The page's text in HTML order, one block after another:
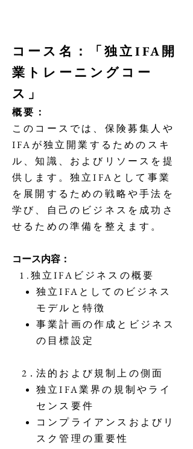
コース名：「独立IFA開
業トレーニングコー
ス」
概要：
このコースでは、保険募集人や
IFAが独立開業するためのスキ
ル、知識、およびリソースを提
供します。独立IFAとして事業
を展開するための戦略や手法を
学び、自己のビジネスを成功さ
せるための準備を整えます。
コース内容：
1.独立IFAビジネスの概要
独立IFAとしてのビジネス
モデルと特徴
事業計画の作成とビジネス
の目標設定
2．​ 法的および規制上の側面
独立IFA業界の規制やライ
センス要件
コンプライアンスおよびリ
スク管理の重要性